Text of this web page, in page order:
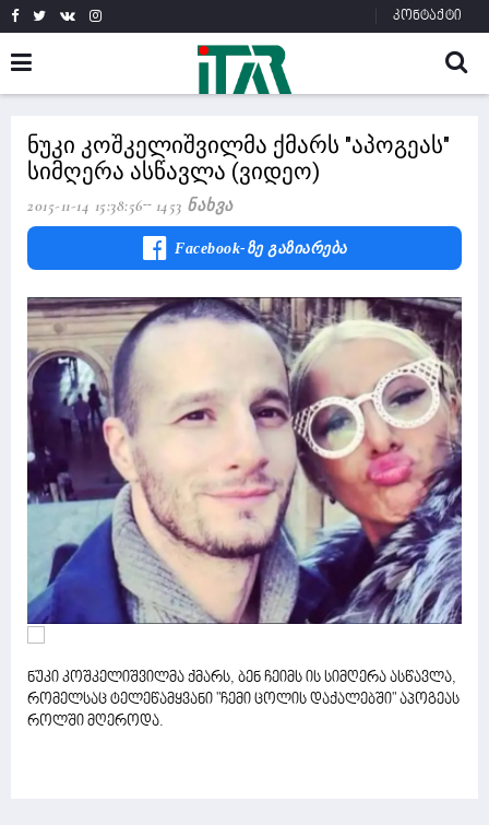
კონტაქტი
ნუკი კოშკელიშვილმა ქმარს "აპოგეას"
სიმღერა ასწავლა (ვიდეო)
2015-11-14 15:38:56 1453 Ნახვა
Facebook-Ზე Გაზიარება
ნუკი კოშკელიშვილმა ქმარს, ბენ ჩეიმს ის სიმღერა ასწავლა,
რომელსაც ტელეწამყვანი "ჩემი ცოლის დაქალებში" აპოგეას
როლში მღეროდა.